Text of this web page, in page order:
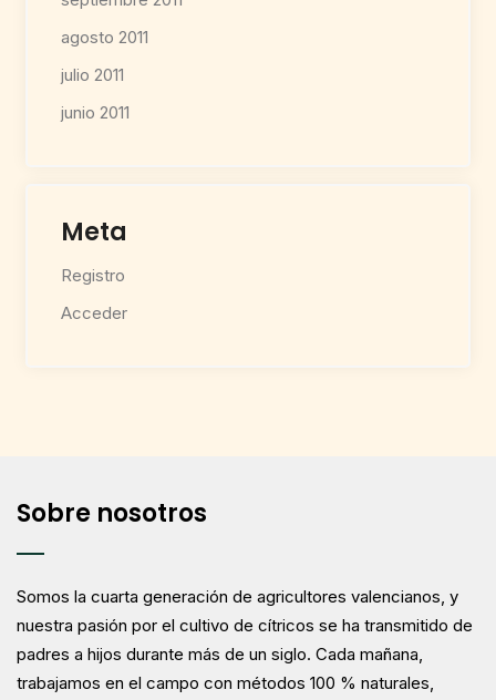
agosto 2011
julio 2011
junio 2011
Meta
Registro
Acceder
Sobre nosotros
Somos la cuarta generación de agricultores valencianos, y
nuestra pasión por el cultivo de cítricos se ha transmitido de
padres a hijos durante más de un siglo. Cada mañana,
trabajamos en el campo con métodos 100 % naturales,